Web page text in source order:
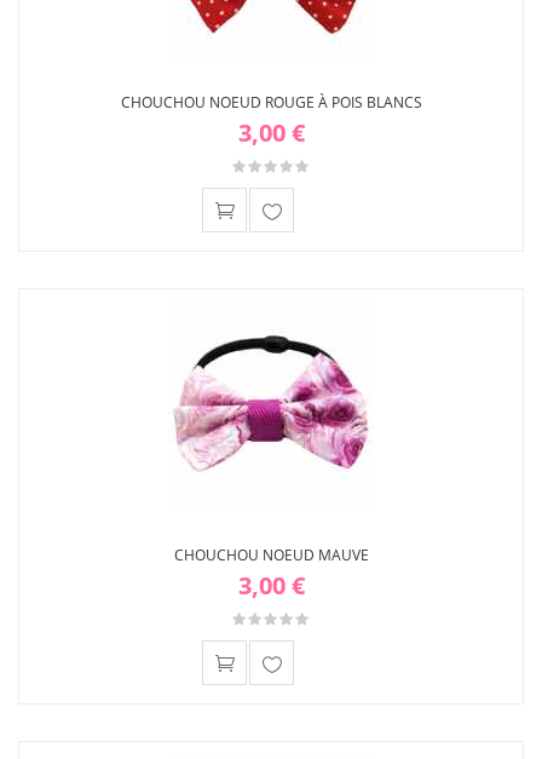
CHOUCHOU NOEUD ROUGE À POIS BLANCS
3,00 €
CHOUCHOU NOEUD MAUVE
3,00 €